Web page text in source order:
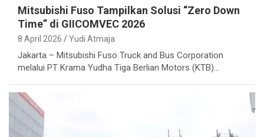
Mitsubishi Fuso Tampilkan Solusi “Zero Down
Time” di GIICOMVEC 2026
8 April 2026 Yudi Atmaja
Jakarta – Mitsubishi Fuso Truck and Bus Corporation
melalui PT Krama Yudha Tiga Berlian Motors (KTB)…